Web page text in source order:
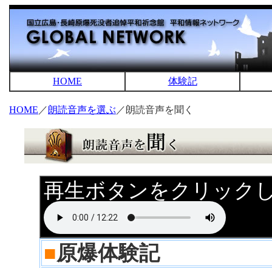
HOME 体験記
HOME ／朗読音声を選ぶ ／朗読音声を聞く
再生ボタンをクリック
■原爆体験記